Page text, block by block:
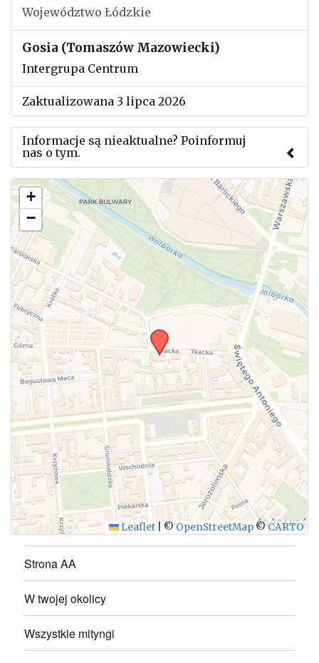
Województwo Łódzkie
Gosia (Tomaszów Mazowiecki)
Intergrupa Centrum
Zaktualizowana 3 lipca 2026
Informacje są nieaktualne? Poinformuj
nas o tym.
Użyj tego formularza aby przesłać informację o
zmianach w powyższym mityngu.
WYŚLIJ
+
−
Leaflet © OpenStreetMap ©CARTO
Strona AA
W twojej okolicy
Wszystkie mityngi